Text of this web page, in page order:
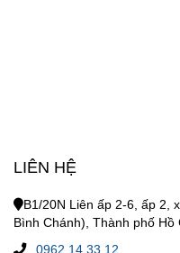
LIÊN HỆ
B1/20N Liên ấp 2-6, ấp 2,
Bình Chánh), Thành phố Hồ
0962 14 33 12